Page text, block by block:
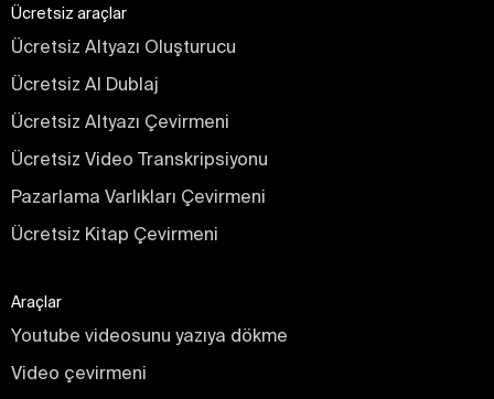
Ücretsiz araçlar
Ücretsiz Altyazı Oluşturucu
Ücretsiz AI Dublaj
Ücretsiz Altyazı Çevirmeni
Ücretsiz Video Transkripsiyonu
Pazarlama Varlıkları Çevirmeni
Ücretsiz Kitap Çevirmeni
Araçlar
Youtube videosunu yazıya dökme
Video çevirmeni